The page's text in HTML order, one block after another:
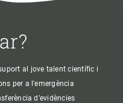
al jove talent científic i
per a l'emergència
d’evidències